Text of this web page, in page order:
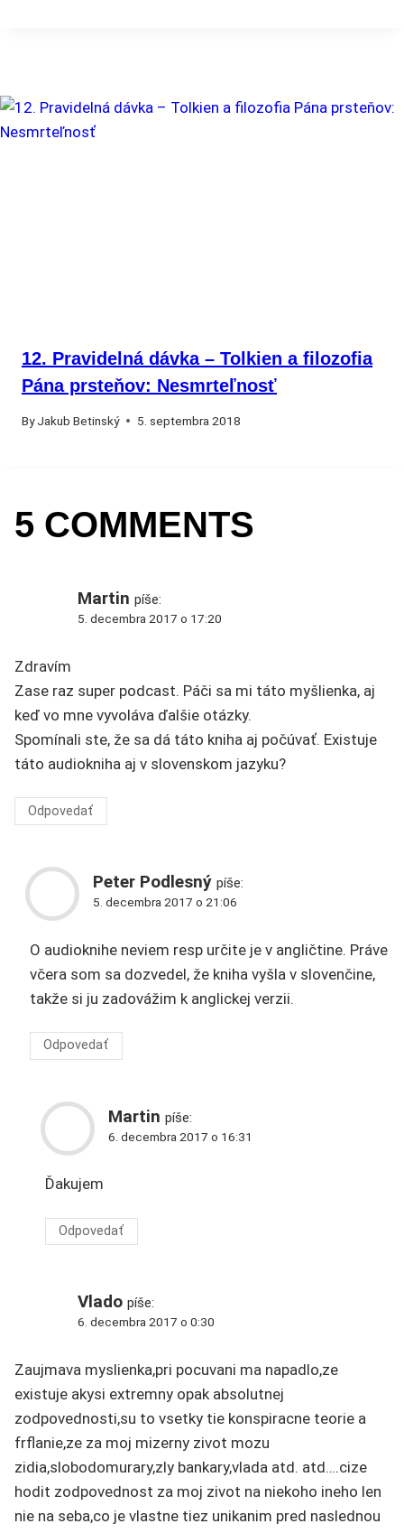
12. Pravidelná dávka – Tolkien a filozofia
Pána prsteňov: Nesmrteľnosť
By Jakub Betinský 5. septembra 2018
5 COMMENTS
Martin píše:
5. decembra 2017 o 17:20
Zdravím
Zase raz super podcast. Páči sa mi táto myšlienka, aj
keď vo mne vyvoláva ďalšie otázky.
Spomínali ste, že sa dá táto kniha aj počúvať. Existuje
táto audiokniha aj v slovenskom jazyku?
Odpovedať
Peter Podlesný píše:
5. decembra 2017 o 21:06
O audioknihe neviem resp určite je v angličtine. Práve
včera som sa dozvedel, že kniha vyšla v slovenčine,
takže si ju zadovážim k anglickej verzii.
Odpovedať
Martin píše:
6. decembra 2017 o 16:31
Ďakujem
Odpovedať
Vlado píše:
6. decembra 2017 o 0:30
Zaujmava myslienka,pri pocuvani ma napadlo,ze
existuje akysi extremny opak absolutnej
zodpovednosti,su to vsetky tie konspiracne teorie a
frflanie,ze za moj mizerny zivot mozu
zidia,slobodomurary,zly bankary,vlada atd. atd….cize
hodit zodpovednost za moj zivot na niekoho ineho len
nie na seba,co je vlastne tiez unikanim pred naslednou